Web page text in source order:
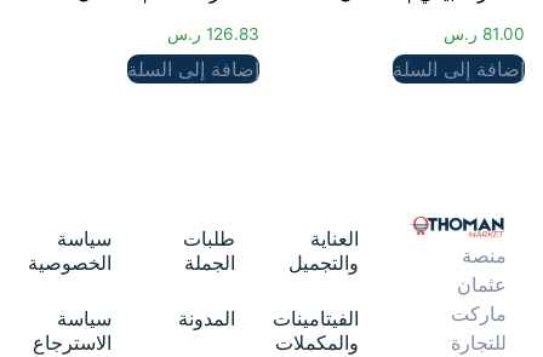
81.00 ر.س
إضافة إلى السلة
126.83 ر.س
إضافة إلى السلة
منصة
عثمان
ماركت
للتجارة
العناية
والتجميل
الفيتامينات
والمكملات
طلبات
الجملة
المدونة
سياسة
الخصوصية
سياسة
الاسترجاع